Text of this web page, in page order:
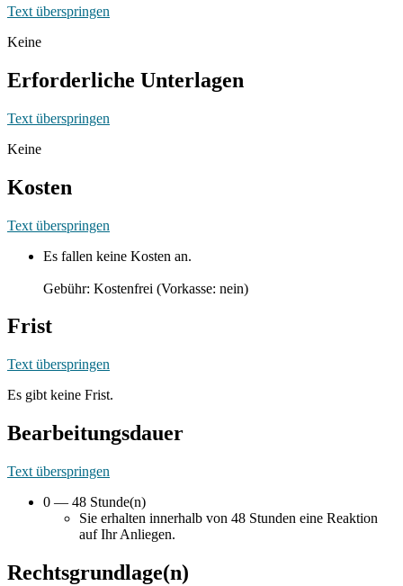
Text überspringen
Keine
Erforderliche Unterlagen
Text überspringen
Keine
Kosten
Text überspringen
Es fallen keine Kosten an.
Gebühr: Kostenfrei (Vorkasse: nein)
Frist
Text überspringen
Es gibt keine Frist.
Bearbeitungsdauer
Text überspringen
0 — 48 Stunde(n)
Sie erhalten innerhalb von 48 Stunden eine Reaktion
auf Ihr Anliegen.
Rechtsgrundlage(n)